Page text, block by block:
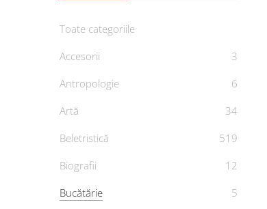
Toate categoriile
Accesorii
3
Antropologie
6
Artă
34
Beletristică
519
Biografii
12
Bucătărie
5